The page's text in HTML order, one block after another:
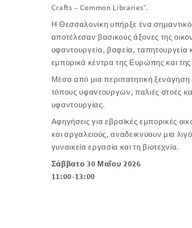
Crafts – Common Libraries”.
Η Θεσσαλονίκη υπήρξε ένα
αποτέλεσαν βασικούς άξονες της
υφαντουργεία, βαφεία,
εμπορικά κέντρα της Ευρώπης και
Μέσα από μια περιπατητική
τόπους υφαντουργών, παλιές στοές
υφαντουργίας.
Αφηγήσεις για εβραϊκές εμπορικές
και αργαλειούς, αναδεικνύουν μια
γυναικεία εργασία και τη βιοτεχνία.
Σάββατο 30 Μαΐου 2026
11:00-13:00